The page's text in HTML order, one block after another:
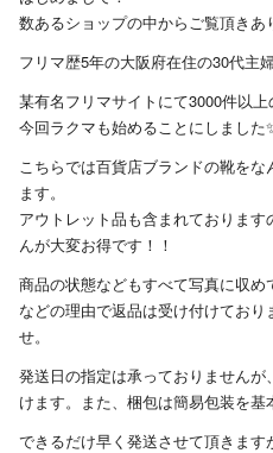
数あるショップの中からご覧頂きあ
フリマ歴5年の大阪府在住の30代主
某有名フリマサイトにて3000件以上
今回ラクマも始めることにしました
こちらでは百貨店ブランドの靴を
ます。
アウトレット品も含まれておりま
んが大変お得です！！
商品の状態などもすべて写真に収
などの理由で返品は受け付けてお
せ。
発送日の指定は承っておりません
けます。また、梱包は簡易包装を基
できるだけ早く発送させて頂きま